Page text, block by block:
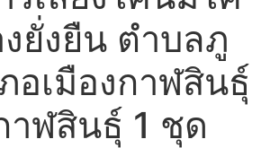
ยั่งยืน ตำบลภู
อเมืองกาฬสินธุ์
าฬสินธุ์ 1 ชุด